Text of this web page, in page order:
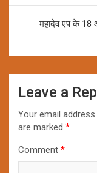
महादेव एप के 18
Leave a
Your email
are marked *
Comment *